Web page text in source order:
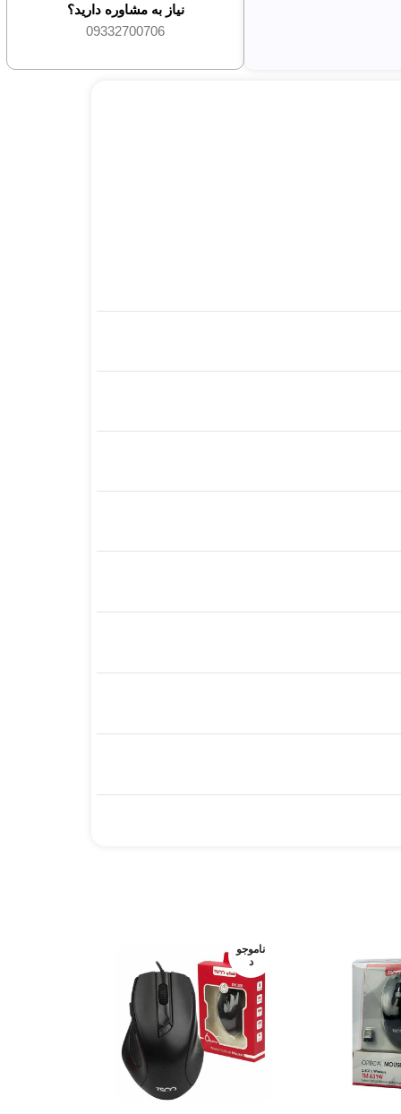
نیاز به مشاوره دارید؟
09332700706
ناموجو
د